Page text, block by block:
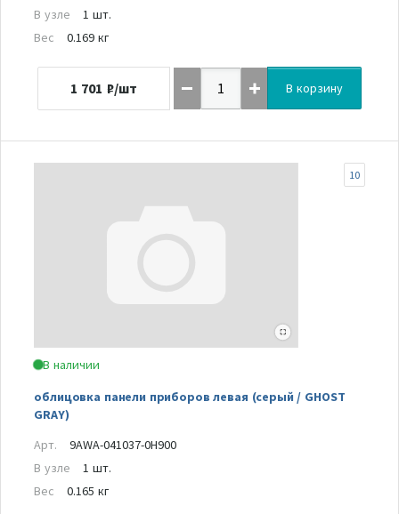
В узле
1 шт.
Вес
0.169 кг
1 701 ₽/шт В корзину
В наличии
облицовка панели приборов левая (серый / GHOST
GRAY)
10
Арт.
9AWA-041037-0H900
В узле
1 шт.
Вес
0.165 кг